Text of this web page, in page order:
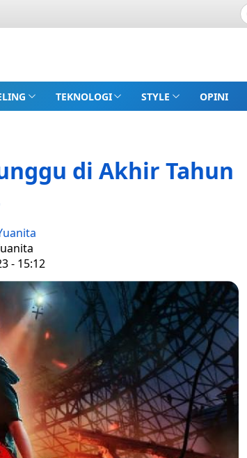
TEKNOLOGI STYLE OPINI
di Akhir Tahun
- 15:12